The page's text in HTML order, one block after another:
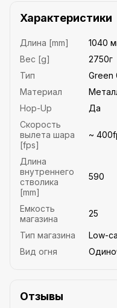
Характеристики
Длина [mm]
1040
Вес [g]
2750г
Тип
Green
Материал
Hop-Up
Да
Скорость
вылета шара
[fps]
~
Длина
внутреннего
стволика
[mm]
590
Емкость
магазина
25
Тип магазина
Low-
Вид огня
Отзывы